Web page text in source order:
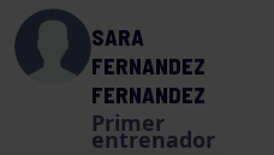
SARA
FERNANDEZ
FERNANDEZ
Primer
entrenador